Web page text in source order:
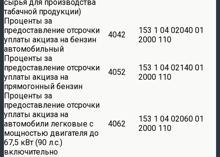
сырья для производства
табачной продукции)
Проценты за
предоставление отсрочки
уплаты акциза на бензин
автомобильный
4042
153 1 04 02040 01
2000 110
Проценты за
предоставление отсрочки
уплаты акциза на
прямогонный бензин
4052
153 1 04 02140 01
2000 110
Проценты за
предоставление отсрочки
уплаты акциза на
автомобили легковые с
мощностью двигателя до
67,5 кВт (90 л.с.)
включительно
4062
153 1 04 02060 01
2000 110